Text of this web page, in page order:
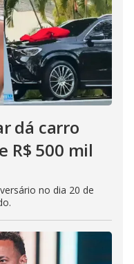
dá carro
R$ 500 mil
no dia 20 de